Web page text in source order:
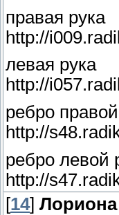
правая рука
http://
левая рука
http://
ребро
http://
ребро левой
http://
[14] Лориона